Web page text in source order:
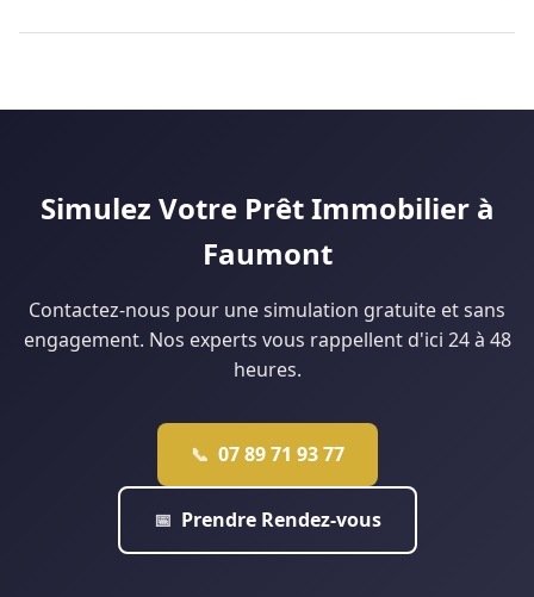
accédants éligibles au PTZ, CDI solides — peuvent obtenir un
qui est réellement faisable.
Simulez Votre Prêt Immobilier à
Faumont
Contactez-nous pour une simulation gratuite et sans
engagement. Nos experts vous rappellent d'ici 24 à 48
heures.
📞 07 89 71 93 77
📅 Prendre Rendez-vous